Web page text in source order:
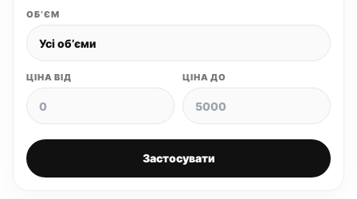
ОБʼЄМ
ЦІНА ВІД ЦІНА ДО
Застосувати